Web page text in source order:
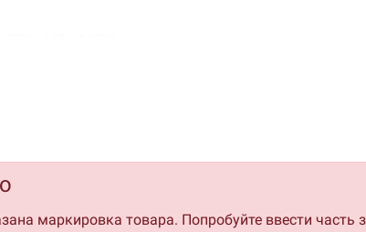
теплообмена конденсатора
маркировка товара. Попробуйте ввести